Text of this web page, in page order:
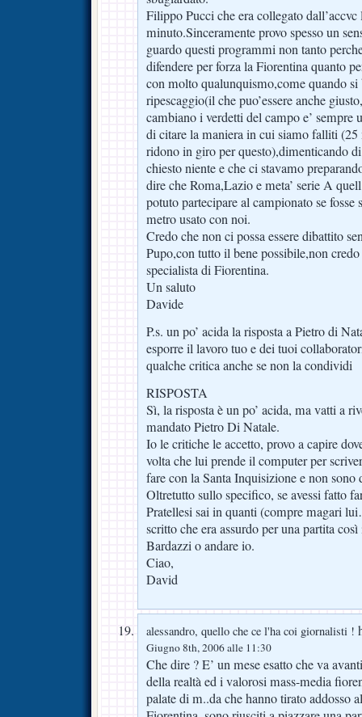
Filippo Pucci che era collegato
minuto.Sinceramente provo spesso un
guardo questi programmi non tanto
difendere per forza la Fiorentina quanto
con molto qualunquismo,come quando
ripescaggio(il che puo’essere anche
cambiano i verdetti del campo e’ sempre
di citare la maniera in cui siamo falliti
ridono in giro per questo),dimenticando
chiesto niente e che ci stavamo
dire che Roma,Lazio e meta’ serie A
potuto partecipare al campionato se fosse
metro usato con noi.
Credo che non ci possa essere dibattito
Pupo,con tutto il bene possibile,non credo
specialista di Fiorentina.
Un saluto
Davide
P.s. un po’ acida la risposta a Pietro di
esporre il lavoro tuo e dei tuoi
qualche critica anche se non la condividi
RISPOSTA
Sì, la risposta è un po’ acida, ma vatti a
mandato Pietro Di Natale.
Io le critiche le accetto, provo a capire
volta che lui prende il computer per
fare con la Santa Inquisizione e non sono
Oltretutto sullo specifico, se avessi fatto
Pratellesi sai in quanti (compre magari
scritto che era assurdo per una partita
Bardazzi o andare io.
Ciao,
David
alessandro, quello che ce l'ha coi giornalisti !
Giugno 8th, 2006 alle 11:30
Che dire ? E’ un mese esatto che va
della realtà ed i valorosi mass-media
palate di m..da che hanno tirato addosso